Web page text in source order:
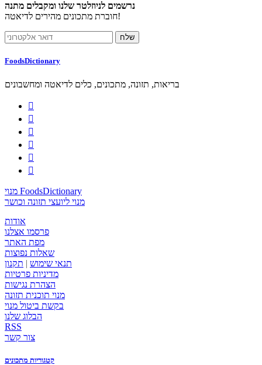
נרשמים לניוזלטר שלנו ומקבלים מתנה
חוברת מתכונים מהירים לדיאטה!
FoodsDictionary
בריאות, תזונה, מתכונים, כלים לדיאטה ומחשבונים






מנוי FoodsDictionary
מנוי ליועצי תזונה וכושר
אודות
פרסמו אצלנו
מפת האתר
שאלות נפוצות
תנאי שימוש | תקנון
מדיניות פרטיות
הצהרת נגישות
מנוי תוכנית תזונה
בקשת ביטול מנוי
הבלוג שלנו
RSS
צור קשר
קטגוריות מתכונים